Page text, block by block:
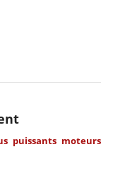
puissants moteurs